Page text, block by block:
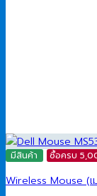
มีสินค้า ซื้อครบ
Wireless Mouse (